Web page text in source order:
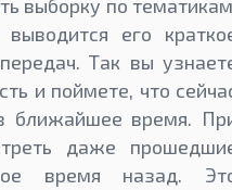
выборку по
его
Так вы
и поймете, что
ближайшее время.
даже
время назад.